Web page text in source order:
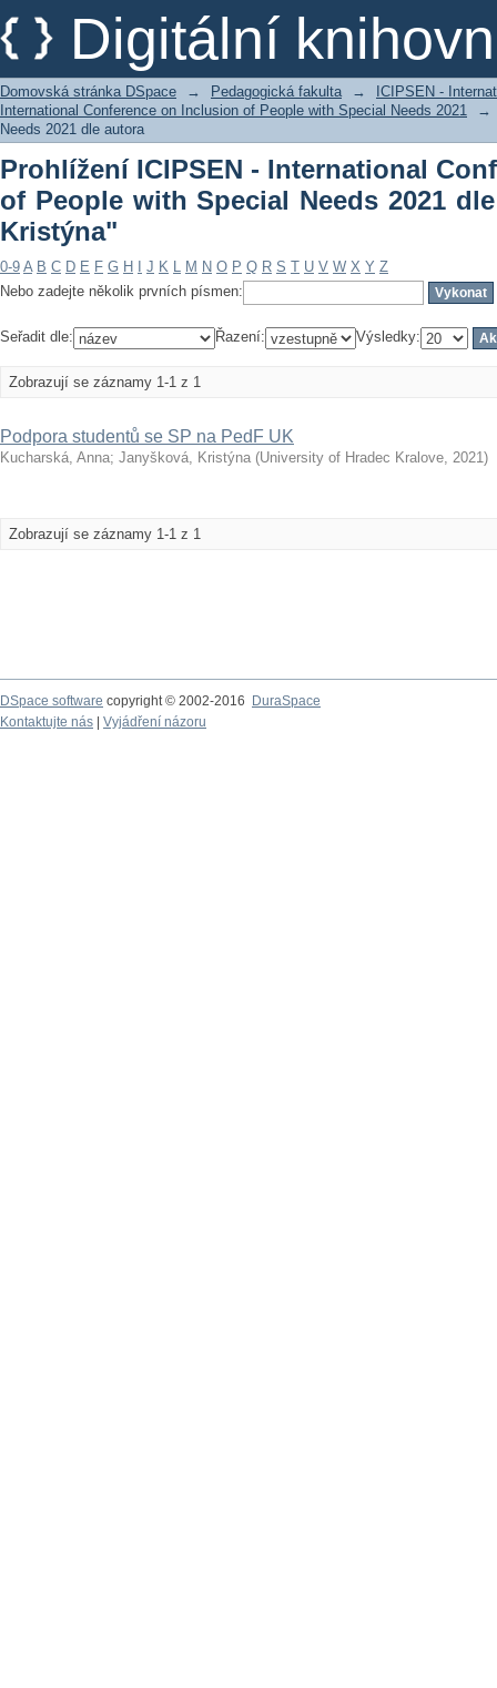
Digitální
Prohlížení ICIPSEN - International
Needs 2021 dle autora "Janyšková,
Domovská stránka DSpace → Pedagogická fakulta →
ICIPSEN -
International Conference on Inclusion of People with Special Needs 2021
→
Needs 2021 dle autora
Prohlížení ICIPSEN - International
of People with Special Needs 2021
Kristýna"
0-9 A B C D E F G H J K L M N O P Q R S T U V W X Y Z
Nebo zadejte několik prvních písmen:
Seřadit dle: Řazení: Výsledky:
Zobrazují se záznamy 1-1 z 1
Podpora studentů se SP na PedF UK
Kucharská, Anna; Janyšková, Kristýna (University of Hradec Kralove, 2021)
Zobrazují se záznamy 1-1 z 1
DSpace software copyright © 2002-2016
DuraSpace
Kontaktujte nás
Vyjádření názoru